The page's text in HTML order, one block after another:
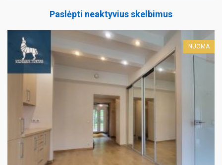
Paslėpti neaktyvius skelbimus
NUOMA